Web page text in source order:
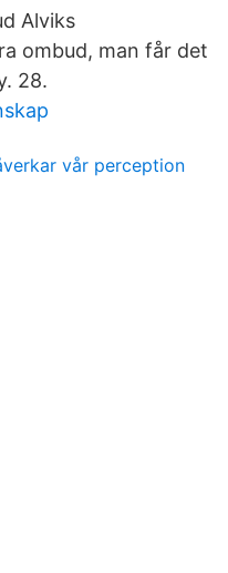
Alviks
ombud, man får det
28.
vår perception